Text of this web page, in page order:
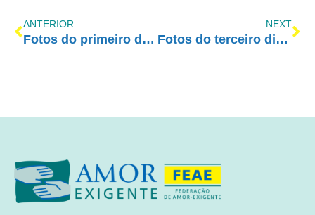
ANTERIOR
Fotos do primeiro dia do Congresso AE 2017
NEXT
Fotos do terceiro dia do Congresso AE 2017